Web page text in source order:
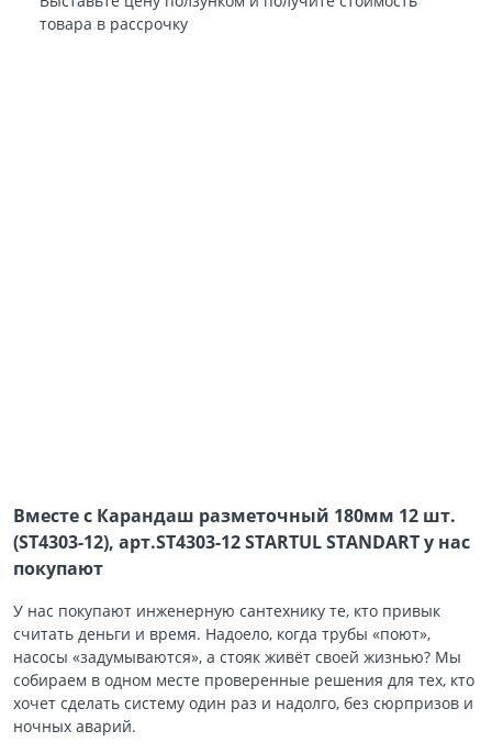
товара в рассрочку
Вместе с Карандаш разметочный 180мм 12 шт.
(ST4303-12), арт.ST4303-12 STARTUL STANDART у нас
покупают
У нас покупают инженерную сантехнику те, кто привык
считать деньги и время. Надоело, когда трубы «поют»,
насосы «задумываются», а стояк живёт своей жизнью? Мы
собираем в одном месте проверенные решения для тех, кто
хочет сделать систему один раз и надолго, без сюрпризов и
ночных аварий.